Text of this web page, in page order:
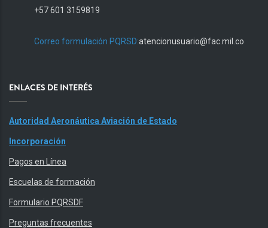
+57 601 3159819
Correo formulación PQRSD:atencionusuario@fac.mil.co
ENLACES DE INTERÉS
Autoridad Aeronáutica Aviación de Estado
Incorporación
Pagos en Línea
Escuelas de formación
Formulario PQRSDF
Preguntas frecuentes